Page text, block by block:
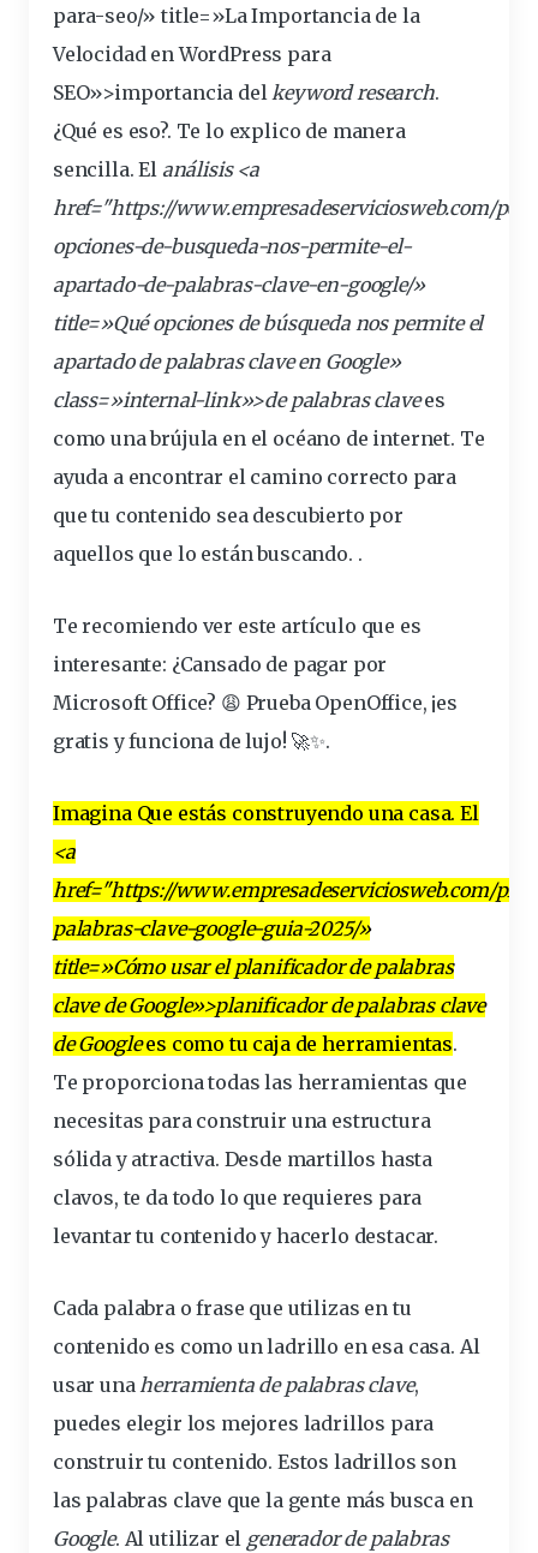
para-seo/» title=»La Importancia de la
Velocidad en WordPress para
SEO»>importancia delkeywordresearch.
¿Qué es eso?. Te lo explico de manera
sencilla. El análisis <a
href="https://www.empresadeserviciosweb.com/
opciones-de-busqueda-nos-permite-el-
apartado-de-palabras-clave-en-google/»
title=»Qué opciones debúsquedanos permite el
apartado de palabras clave en Google»
class=»internal-link»>de palabras clavees
como unabrújula en el océano de internet. Te
ayuda a encontrar el camino correcto para
que tu contenido sea descubierto por
aquellos que lo están buscando. .
Te recomiendo ver este artículo que es
interesante: ¿Cansado de pagar por
Microsoft Office? 😩 Prueba OpenOffice, ¡es
gratis y funciona de lujo! 🚀✨.
Imagina Que estás construyendo una casa. El
<a
href="https://www.empresadeserviciosweb.com/
palabras-clave-google-guia-2025/»
title=»Cómo usar el planificador de palabras
clave de Google»>planificador de palabras clave
de Googlees como tu caja deherramientas.
Te proporciona todas las herramientas que
necesitas para construir una estructura
sólida y atractiva. Desde martillos hasta
clavos, te da todo lo que requieres para
levantar tu contenido y hacerlo destacar.
Cada palabrao frase que utilizas en tu
contenido es como un ladrillo en esa casa. Al
usar unaherramientade palabras clave,
puedes elegir los mejores ladrillos para
construir tu contenido. Estos ladrillos son
las palabras clave que la gente más busca en
Google. Al utilizar el generador de palabras